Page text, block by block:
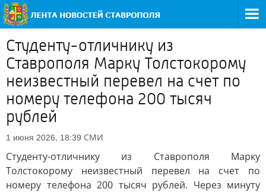
Студенту-отличнику из
Ставрополя Марку Толстокорому
неизвестный перевел на счет по
номеру телефона 200 тысяч
рублей
1 июня 2026, 18:39 СМИ
Студенту-отличнику из Ставрополя Марку
Толстокорому неизвестный перевел на счет по
номеру телефона 200 тысяч рублей. Через минуту